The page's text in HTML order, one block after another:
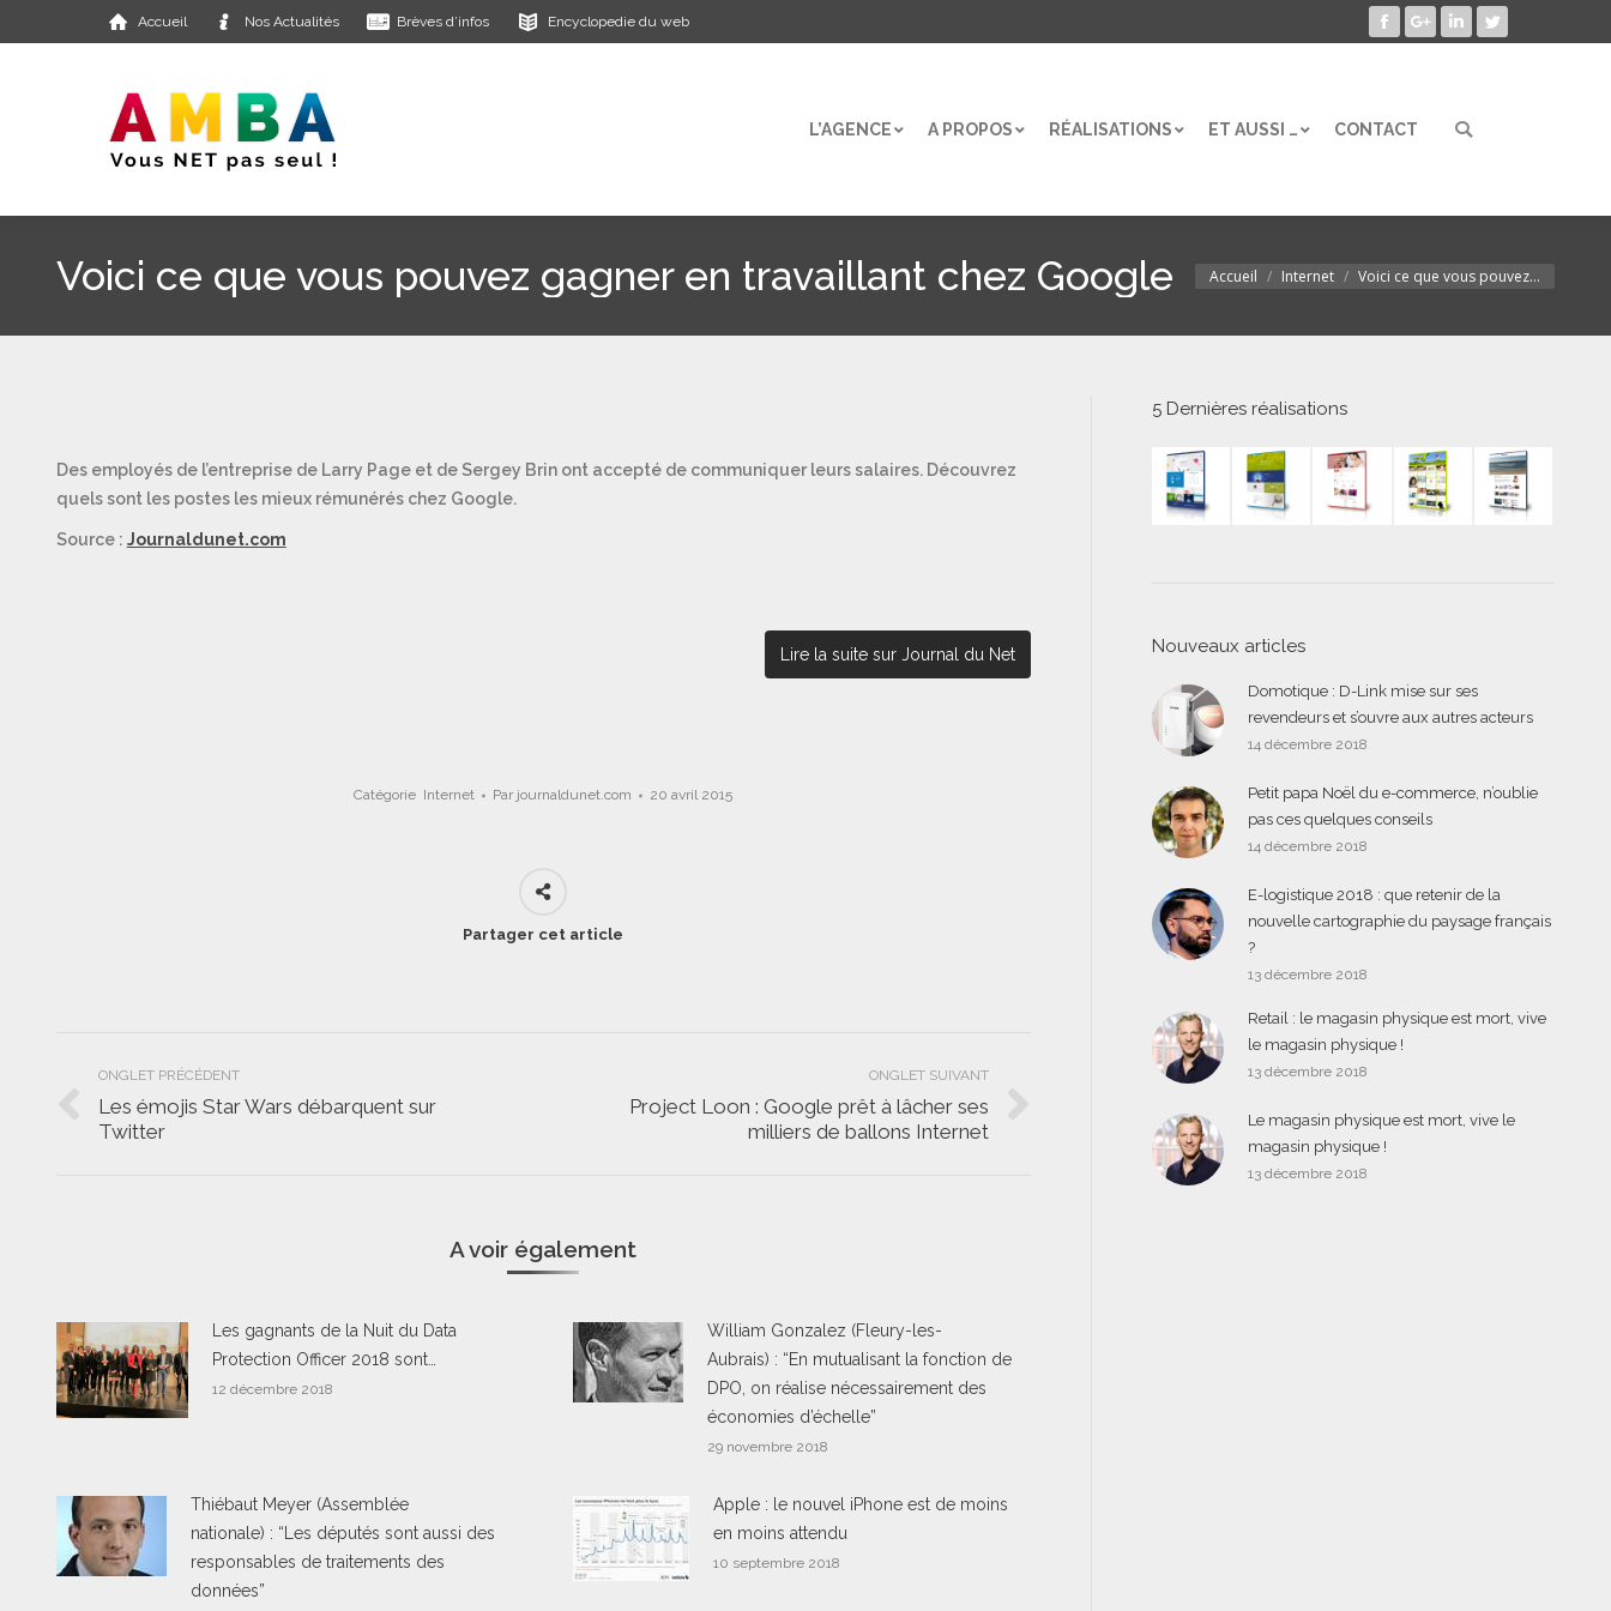
Accueil Nos Actualités Brèves d’infos Encyclopedie du web
Facebook
Google+LinkedInTwitter
L’AGENCE A PROPOS RÉALISATIONS ET AUSSI … CONTACT Search:
Voici ce que vous pouvez gagner en travaillant chez Google Vous êtes ici :
Accueil Internet Voici ce que vous pouvez…
Des employés de l’entreprise de Larry Page et de Sergey Brin ont accepté de communiquer leurs salaires. Découvrez
quels sont les postes les mieux rémunérés chez Google.
Source : Journaldunet.com
Lire la suite sur Journal du Net
Catégorie Internet Par journaldunet.com 20 avril 2015
Partager cet article
Navigation
de
ONGLET PRÉCÉDENT
Onglet
Les émojis Star Wars débarquent sur
Twitter
ONGLET SUIVANT
OngletProject Loon : Google prêt à lâcher ses
milliers de ballons Internet
A voir également
Les gagnants de la Nuit du Data
Protection Officer 2018 sont…
12 décembre 2018
William Gonzalez (Fleury-les-
Aubrais) : “En mutualisant la fonction de
DPO, on réalise nécessairement des
économies d’échelle”
29 novembre 2018
Thiébaut Meyer (Assemblée
nationale) : “Les députés sont aussi des
responsables de traitements des
données”
Apple : le nouvel iPhone est de moins
en moins attendu
10 septembre 2018
5 Dernières réalisations
Nouveaux articles
Domotique : D-Link mise sur ses
revendeurs et s’ouvre aux autres acteurs
14 décembre 2018
Petit papa Noël du e-commerce, n’oublie
pas ces quelques conseils
14 décembre 2018
E-logistique 2018 : que retenir de la
nouvelle cartographie du paysage français
?
13 décembre 2018
Retail : le magasin physique est mort, vive
le magasin physique !
13 décembre 2018
Le magasin physique est mort, vive le
magasin physique !
13 décembre 2018